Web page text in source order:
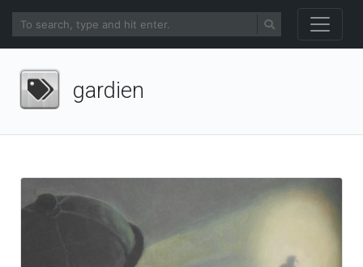
gardien